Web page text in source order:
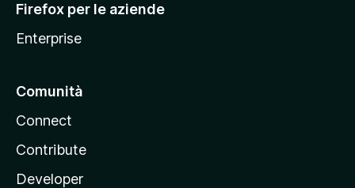
a
Firefox per le aziende
Enterprise
Comunità
Connect
Contribute
Developer